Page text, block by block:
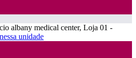
albany medical center, Loja 01 -
unidade